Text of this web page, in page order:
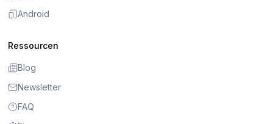
Android
Ressourcen
Blog
Newsletter
FAQ